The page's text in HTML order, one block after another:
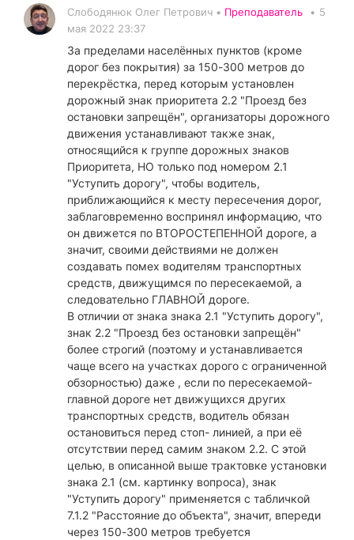
Слободянюк Олег Петрович • Преподаватель • 5
мая 2022 23:37
За пределами населённых пунктов (кроме
дорог без покрытия) за 150-300 метров до
перекрёстка, перед которым установлен
дорожный знак приоритета 2.2 "Проезд без
остановки запрещён", организаторы дорожного
движения устанавливают также знак,
относящийся к группе дорожных знаков
Приоритета, НО только под номером 2.1
"Уступить дорогу", чтобы водитель,
приближающийся к месту пересечения дорог,
заблаговременно воспринял информацию, что
он движется по ВТОРОСТЕПЕННОЙ дороге, а
значит, своими действиями не должен
создавать помех водителям транспортных
средств, движущимся по пересекаемой, а
следовательно ГЛАВНОЙ дороге.
В отличии от знака знака 2.1 "Уступить дорогу",
знак 2.2 "Проезд без остановки запрещён"
более строгий (поэтому и устанавливается
чаще всего на участках дорого с ограниченной
обзорностью) даже , если по пересекаемой-
главной дороге нет движущихся других
транспортных средств, водитель обязан
остановиться перед стоп- линией, а при её
отсутствии перед самим знаком 2.2. С этой
целью, в описанной выше трактовке установки
знака 2.1 (см. картинку вопроса), знак
"Уступить дорогу" применяется с табличкой
7.1.2 "Расстояние до объекта", значит, впереди
через 150-300 метров требуется